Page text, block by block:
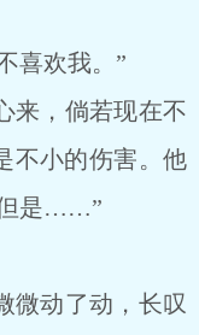
喜欢我。”
，倘若现在不
不小的伤害。他
但是……”
动了动，长叹